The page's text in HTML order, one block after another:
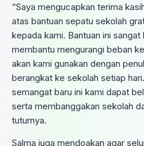
“Saya mengucapkan terima
atas bantuan sepatu sekolah
kepada kami. Bantuan ini
membantu mengurangi beban
akan kami gunakan dengan
berangkat ke sekolah setiap
semangat baru ini kami dapat
serta membanggakan sekolah
tuturnya.
Salma juga mendoakan agar